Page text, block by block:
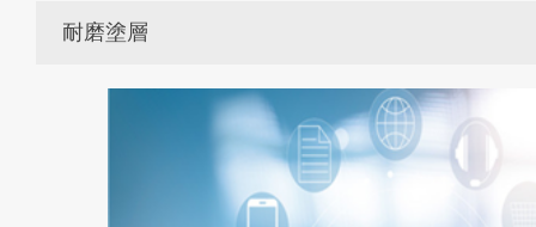
耐磨塗層